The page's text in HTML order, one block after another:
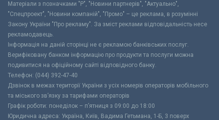
Матеріали з позначками "Р", "Новини партнерів", "Актуально",
"Спецпроект", "Новини компаній", "Промо" – це реклама, в розумінні
Закону України "Про рекламу". За зміст реклами відповідальність несе
рекламодавець.
Інформація на даній сторінці не є рекламою банківських послуг.
Верифіковану банком інформацію про продукти та послуги можна
подивитися на офіційному сайті відповідного банку.
Телефон: (044) 392-47-40
Дзвінок в межах території України з усіх номерів операторів мобільного
та міського зв’язку за тарифами операторів
Графік роботи: понеділок – п’ятниця з 09:00 до 18:00
Юридична адреса: Україна, Київ, Вадима Гетьмана, 1-Б, 3 поверх